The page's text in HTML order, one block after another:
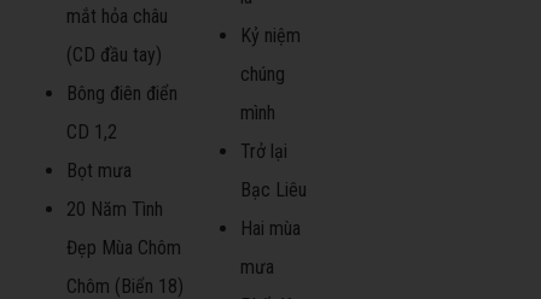
mắt hỏa châu
(CD đầu tay)
Bông điên điển
CD 1,2
Bọt mưa
20 Năm Tình
Đẹp Mùa Chôm
Chôm (Biển 18)
Kỷ niệm
chúng
mình
Trở lại
Bạc Liêu
Hai mùa
mưa